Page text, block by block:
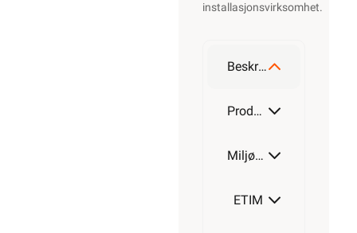
installasjonsvirksomhet.
Beskrivelse
Produktdetaljer
Miljøparametere
ETIM